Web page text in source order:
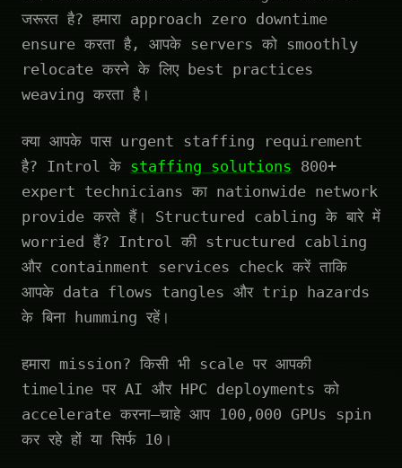
जरूरत है? हमारा approach zero downtime
ensure करता है, आपके servers को smoothly
relocate करने के लिए best practices
weaving करता है।
क्या आपके पास urgent staffing requirement
है? Introl के staffing solutions 800+
expert technicians का nationwide network
provide करते हैं। Structured cabling के बारे में
worried हैं? Introl की structured cabling
और containment services check करें ताकि
आपके data flows tangles और trip hazards
के बिना humming रहें।
हमारा mission? किसी भी scale पर आपकी
timeline पर AI और HPC deployments को
accelerate करना—चाहे आप 100,000 GPUs spin
कर रहे हों या सिर्फ 10।